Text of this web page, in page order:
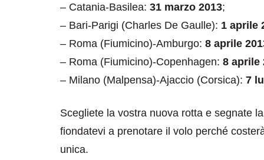
– Catania-Basilea: 31 marzo 2013;
– Bari-Parigi (Charles De Gaulle): 1 aprile
– Roma (Fiumicino)-Amburgo: 8 aprile
– Roma (Fiumicino)-Copenhagen: 8 aprile
– Milano (Malpensa)-Ajaccio (Corsica): 7
Scegliete la vostra nuova rotta e segnate
fiondatevi a prenotare il volo perché
unica.